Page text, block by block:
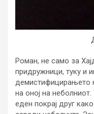
Роман, не само за
придружници, туку и
демистифицирањето
на оној на
еден покрај друг